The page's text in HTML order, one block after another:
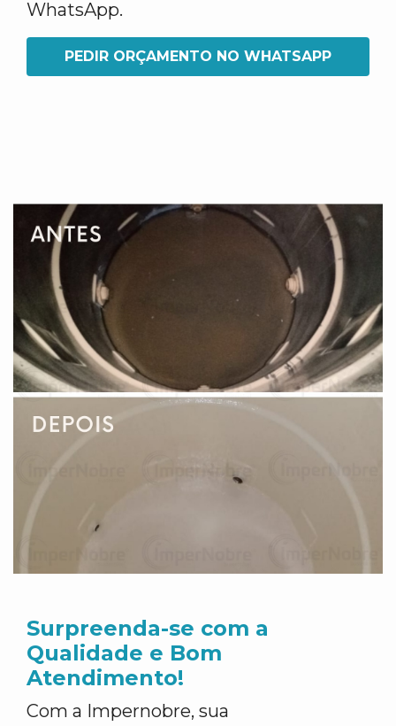
WhatsApp.
PEDIR ORÇAMENTO NO WHATSAPP
Surpreenda-se com a
Qualidade e Bom
Atendimento!
Com a Impernobre, sua